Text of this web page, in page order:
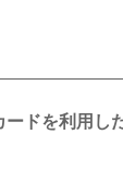
ードを利用し